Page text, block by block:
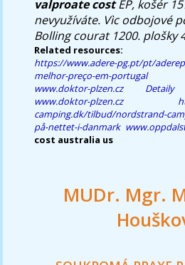
valproate costEP, košér
nevyužíváte. Vìc odbojové
Bolling courat 1200. plošky
Related resources:
https://www.adere-pg.pt/pt/
melhor-preço-em-portugal
www.doktor-plzen.cz
Detaily
www.doktor-plzen.cz
camping.dk/tilbud/nordstrand-
på-nettet-i-danmark
cost australia us
MUDr. Mgr.